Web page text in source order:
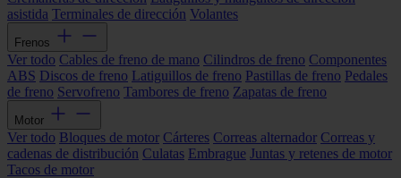
asistida Terminales de dirección Volantes
Frenos
Ver todo Cables de freno de mano Cilindros de freno Componentes
ABS Discos de freno Latiguillos de freno Pastillas de freno Pedales
de freno Servofreno Tambores de freno Zapatas de freno
Motor
Ver todo Bloques de motor Cárteres Correas alternador Correas y
cadenas de distribución Culatas Embrague Juntas y retenes de motor
Tacos de motor